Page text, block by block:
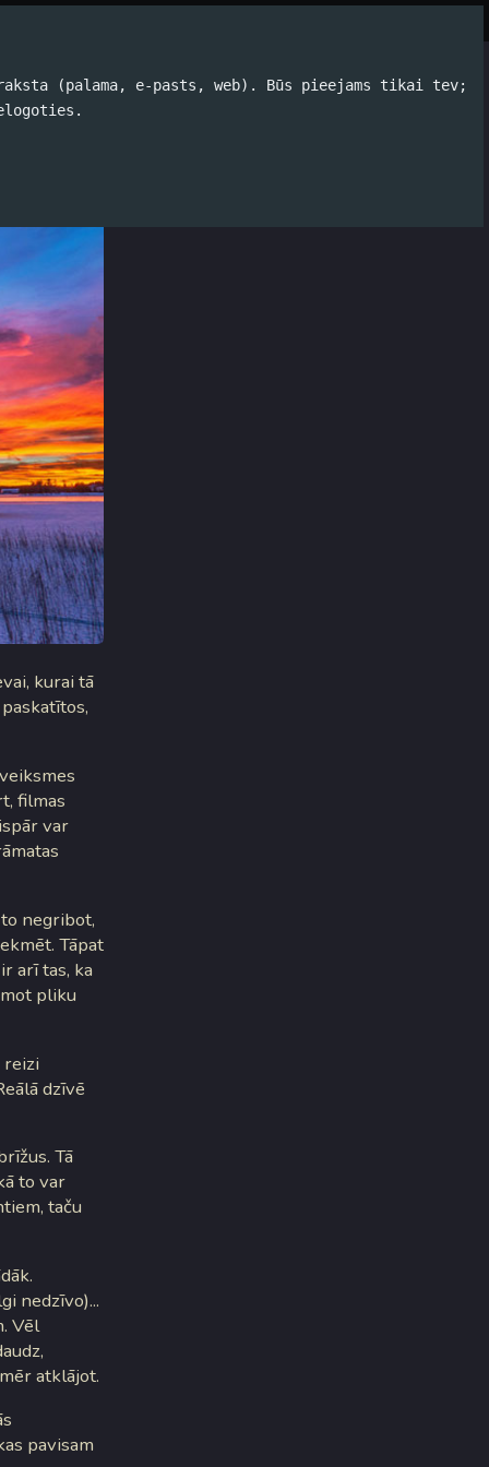
(palama, e-pasts, web). Būs pieejams tikai tev;
kurai tā
filmas
var
negribot,
Tāpat
arī tas, ka
pliku
reizi
dzīvē
Tā
to var
taču
nedzīvo)...
Vēl
atklājot.
pavisam